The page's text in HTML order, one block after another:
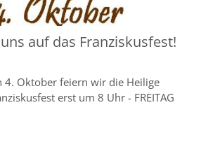
auf das Franziskusfest!
4. Oktober feiern wir die Heilige
erst um 8 Uhr - FREITAG